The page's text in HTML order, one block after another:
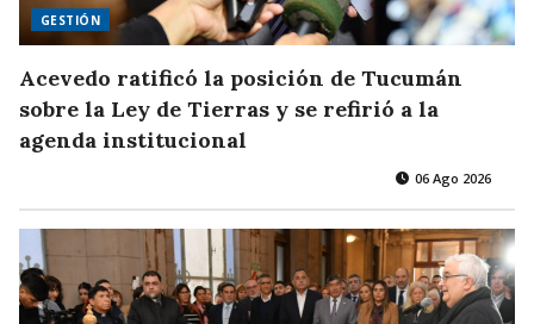
GESTIÓN
Acevedo ratificó la posición de Tucumán
sobre la Ley de Tierras y se refirió a la
agenda institucional
06 Ago 2026